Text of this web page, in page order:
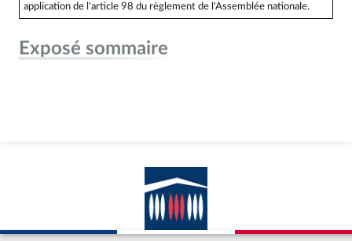
application de l'article 98 du règlement de l'Assemblée nationale.
Exposé sommaire